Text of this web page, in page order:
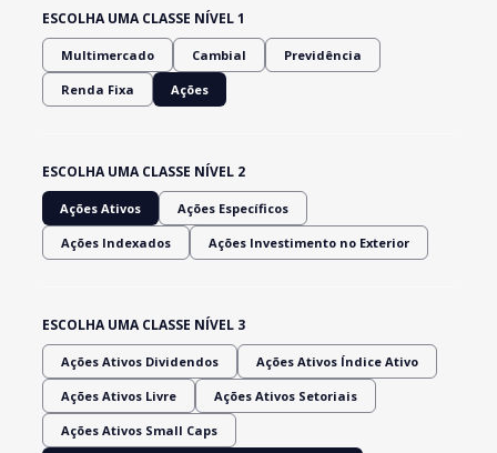
ESCOLHA UMA CLASSE NÍVEL 1
Multimercado Cambial Previdência
Renda Fixa Ações
ESCOLHA UMA CLASSE NÍVEL 2
Ações Ativos Ações Específicos
Ações Indexados Ações Investimento no Exterior
ESCOLHA UMA CLASSE NÍVEL 3
Ações Ativos Dividendos Ações Ativos Índice Ativo
Ações Ativos Livre Ações Ativos Setoriais
Ações Ativos Small Caps